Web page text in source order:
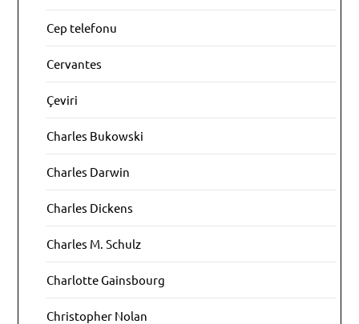
Cep telefonu
Cervantes
Çeviri
Charles Bukowski
Charles Darwin
Charles Dickens
Charles M. Schulz
Charlotte Gainsbourg
Christopher Nolan